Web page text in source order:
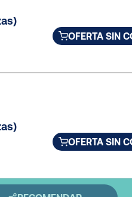
OFERTA SIN
OFERTA SIN